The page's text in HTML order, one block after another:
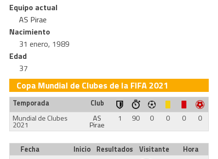
Equipo actual
AS Pirae
Nacimiento
31 enero, 1989
Edad
37
Copa Mundial de Clubes de la FIFA 2021
Temporada
Club
Mundial de Clubes
2021
AS
Pirae
1 90 0 0 0 0
Fecha Inicio Resultados Visitante
Hora